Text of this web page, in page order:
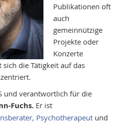
Publikationen oft
auch
gemeinnützige
Projekte oder
Konzerte
die Tätigkeit auf das
und verantwortlich für die
Fuchs. Er ist
Psychotherapeut und